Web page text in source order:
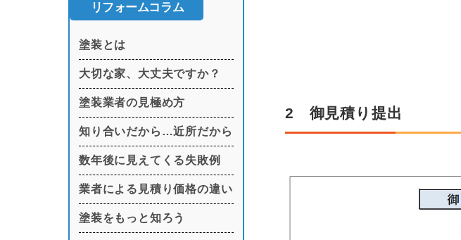
リフォームコラム
塗装とは
大切な家、大丈夫ですか？
塗装業者の見極め方
知り合いだから…近所だから
数年後に見えてくる失敗例
業者による見積り価格の違い
塗装をもっと知ろう
2 御見積り提出